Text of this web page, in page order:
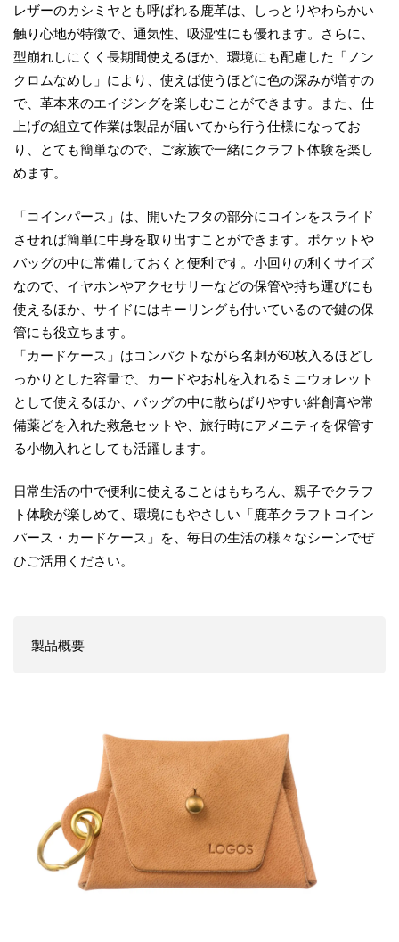
レザーのカシミヤとも呼ばれる鹿革は、しっとりやわらかい
触り心地が特徴で、通気性、吸湿性にも優れます。さらに、
型崩れしにくく長期間使えるほか、環境にも配慮した「ノン
クロムなめし」により、使えば使うほどに色の深みが増すの
で、革本来のエイジングを楽しむことができます。また、仕
上げの組立て作業は製品が届いてから行う仕様になってお
り、とても簡単なので、ご家族で一緒にクラフト体験を楽し
めます。
「コインパース」は、開いたフタの部分にコインをスライド
させれば簡単に中身を取り出すことができます。ポケットや
バッグの中に常備しておくと便利です。小回りの利くサイズ
なので、イヤホンやアクセサリーなどの保管や持ち運びにも
使えるほか、サイドにはキーリングも付いているので鍵の保
管にも役立ちます。
「カードケース」はコンパクトながら名刺が60枚入るほどし
っかりとした容量で、カードやお札を入れるミニウォレット
として使えるほか、バッグの中に散らばりやすい絆創膏や常
備薬どを入れた救急セットや、旅行時にアメニティを保管す
る小物入れとしても活躍します。
日常生活の中で便利に使えることはもちろん、親子でクラフ
ト体験が楽しめて、環境にもやさしい「鹿革クラフトコイン
パース・カードケース」を、毎日の生活の様々なシーンでぜ
ひご活用ください。
製品概要